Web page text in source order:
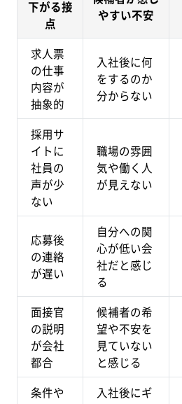
下がる接
点
やすい不安
求人票
の仕事
内容が
抽象的
入社後に何
をするのか
分からない
採用サ
イトに
社員の
声が少
ない
職場の雰囲
気や働く人
が見えない
応募後
の連絡
が遅い
自分への関
心が低い会
社だと感じ
る
面接官
の説明
が会社
都合
候補者の希
望や不安を
見ていない
と感じる
条件や
入社後にギ